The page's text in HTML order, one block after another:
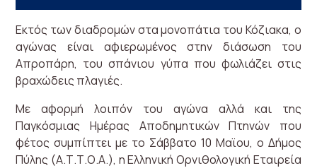
Εκτός των διαδρομών στα μονοπάτια του Κόζιακα, ο
αγώνας είναι αφιερωμένος στην διάσωση του
Απροπάρη, του σπάνιου γύπα που φωλιάζει στις
βραχώδεις πλαγιές.
Με αφορμή λοιπόν του αγώνα αλλά και της
Παγκόσμιας Ημέρας Αποδημητικών Πτηνών που
φέτος συμπίπτει με το Σάββατο 10 Μαϊου, ο Δήμος
Πύλης (Α.Τ.Τ.Ο.Α.), η Ελληνική Ορνιθολογική Εταιρεία